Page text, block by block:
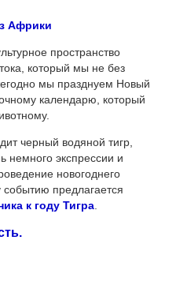
Африки
пространство
который мы не без
мы празднуем Новый
календарю, который
черный водяной тигр,
немного экспрессии и
новогоднего
предлагается
к году Тигра